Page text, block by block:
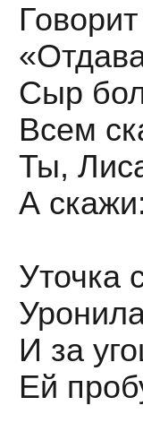
Сыр
Всем
Ты,
А
Уточка
И за
Ей